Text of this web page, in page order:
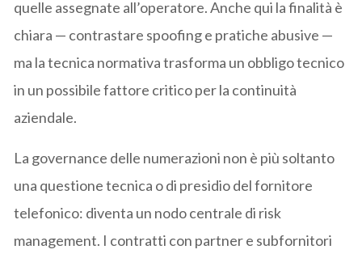
quelle assegnate all’operatore. Anche qui la finalità è
chiara — contrastare spoofing e pratiche abusive —
ma la tecnica normativa trasforma un obbligo tecnico
in un possibile fattore critico per la continuità
aziendale.
La governance delle numerazioni non è più soltanto
una questione tecnica o di presidio del fornitore
telefonico: diventa un nodo centrale di risk
management. I contratti con partner e subfornitori